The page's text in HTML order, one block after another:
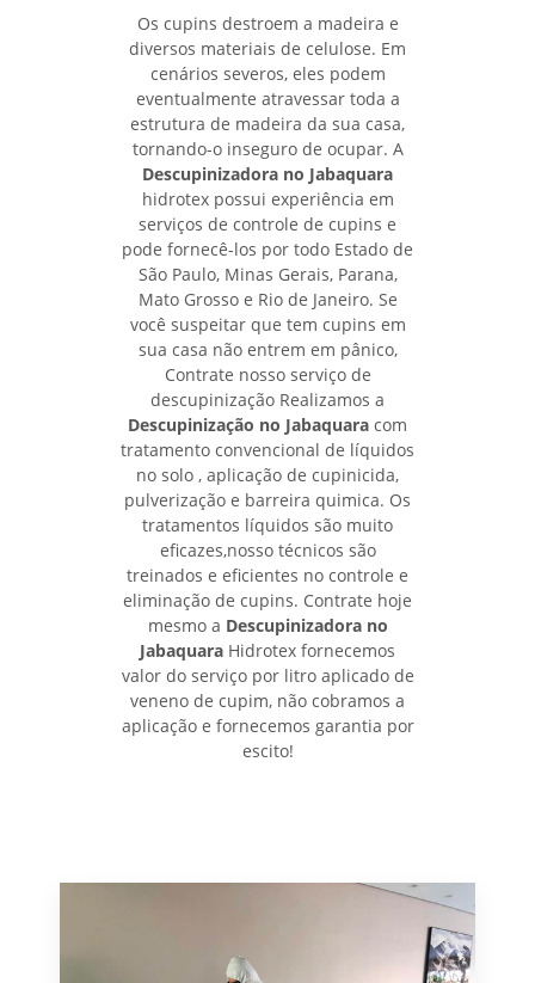
Os cupins destroem a madeira e
diversos materiais de celulose. Em
cenários severos, eles podem
eventualmente atravessar toda a
estrutura de madeira da sua casa,
tornando-o inseguro de ocupar. A
Descupinizadora no Jabaquara
hidrotex possui experiência em
serviços de controle de cupins e
pode fornecê-los por todo Estado de
São Paulo, Minas Gerais, Parana,
Mato Grosso e Rio de Janeiro. Se
você suspeitar que tem cupins em
sua casa não entrem em pânico,
Contrate nosso serviço de
descupinização Realizamos a
Descupinização no Jabaquara com
tratamento convencional de líquidos
no solo , aplicação de cupinicida,
pulverização e barreira quimica. Os
tratamentos líquidos são muito
eficazes,nosso técnicos são
treinados e eficientes no controle e
eliminação de cupins. Contrate hoje
mesmo a Descupinizadora no
Jabaquara Hidrotex fornecemos
valor do serviço por litro aplicado de
veneno de cupim, não cobramos a
aplicação e fornecemos garantia por
escito!